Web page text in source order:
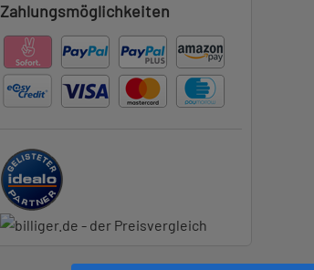
Zahlungsmöglichkeiten